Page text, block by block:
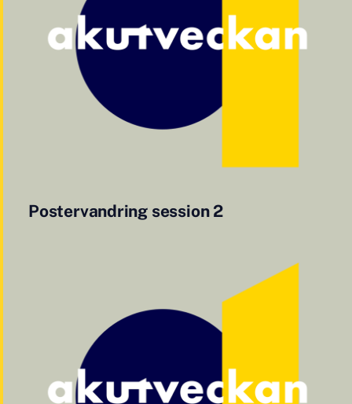
Postervandring session 2